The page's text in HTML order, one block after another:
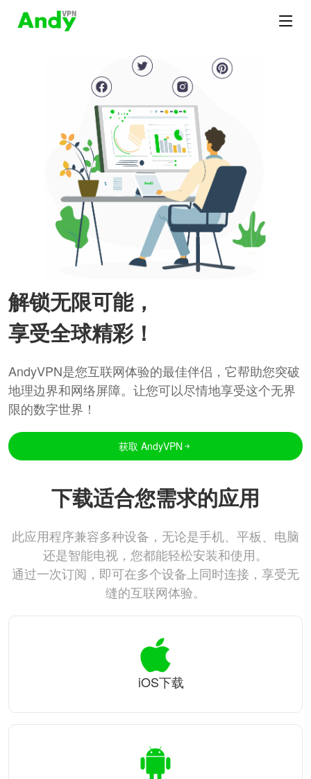
解锁无限可能，
享受全球精彩！
AndyVPN是您互联网体验的最佳伴侣，它帮助您突破
地理边界和网络屏障。让您可以尽情地享受这个无界
限的数字世界！
获取 AndyVPN
下载适合您需求的应用
此应用程序兼容多种设备，无论是手机、平板、电脑
还是智能电视，您都能轻松安装和使用。
通过一次订阅，即可在多个设备上同时连接，享受无
缝的互联网体验。
iOS下载